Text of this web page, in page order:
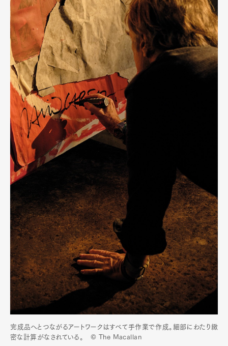
完成品へとつながるアートワークはすべて手作業で作成。細部にわたり緻
密な計算がなされている。 © The Macallan